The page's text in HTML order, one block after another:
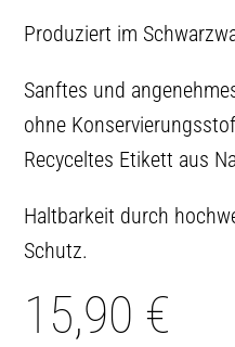
Produziert im
Sanftes und
ohne
Recyceltes Etikett aus
Haltbarkeit durch
Schutz.
15,90 €